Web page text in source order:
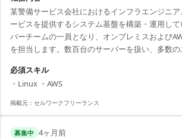
某警備サービス会社におけるインフラエンジニ
ービスを提供するシステム基盤を構築・運用し
バーチームの一員となり、オンプレミスおよび
を担当します。数百台のサーバーを扱い、多数
運用 ・サーバーネットワークの監視・保守 ・チ
ステム改善提案 【アピールポイント】 ・新宿の
良好 ・大規模システムの経験を持ち、技術力を高
必須スキル
・Linux ・AWS
掲載元： セルワークフリーランス
募集中 4ヶ月前